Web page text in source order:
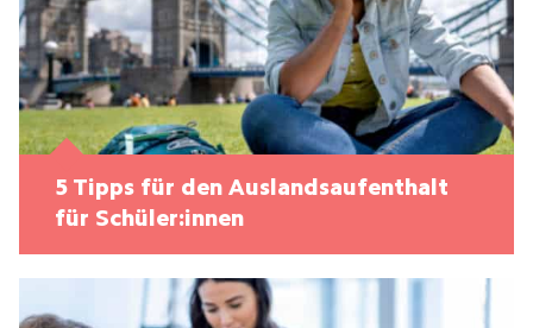
5 Tipps für den Auslandsaufenthalt
für Schüler:innen